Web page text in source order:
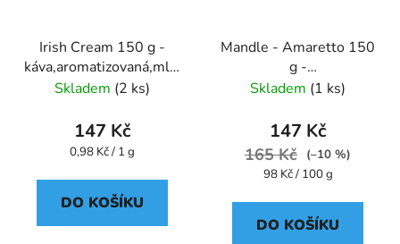
Irish Cream 150 g -
káva,aromatizovaná,mletá
- Oxalis
Skladem (2 ks)
147 Kč
Měrná
0,98 Kč / 1 g
DO KOŠÍKU
Mandle - Amaretto 150
g -
káva,aromatizovaná,mletá
Skladem (1 ks)
147 Kč
165 Kč
(–10 %)
Měrná
98 Kč / 100 g
DO KOŠÍKU